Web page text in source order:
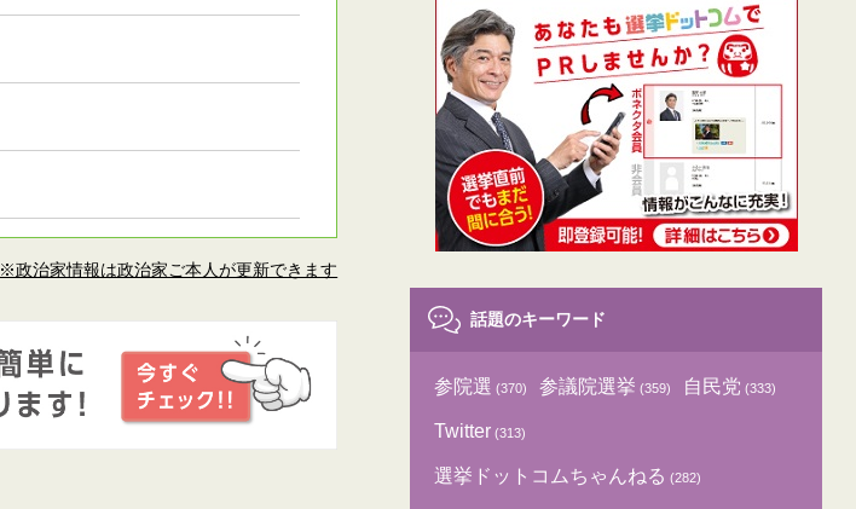
※政治家情報は政治家ご本人が更新できます
話題のキーワード
参院選 (370) 参議院選挙 (359) 自民党 (333)
Twitter (313)
選挙ドットコムちゃんねる (282)